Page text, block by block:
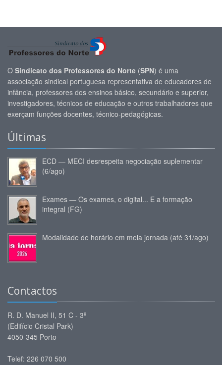
O Sindicato dos Professores do Norte (SPN) é uma
associação sindical portuguesa representativa de educadores de
infância, professores dos ensinos básico, secundário e superior,
investigadores, técnicos de educação e outros trabalhadores que
exerçam funções docentes, técnico-pedagógicas.
Últimas
ECD — MECI desrespeita negociação suplementar
(6/ago)
Exames — Os exames, o digital... E a formação
integral (FG)
Modalidade de horário em meia jornada (até 31/ago)
Contactos
R. D. Manuel II, 51 C - 3º
(Edifício Cristal Park)
4050-345 Porto
Telef: 226 070 500